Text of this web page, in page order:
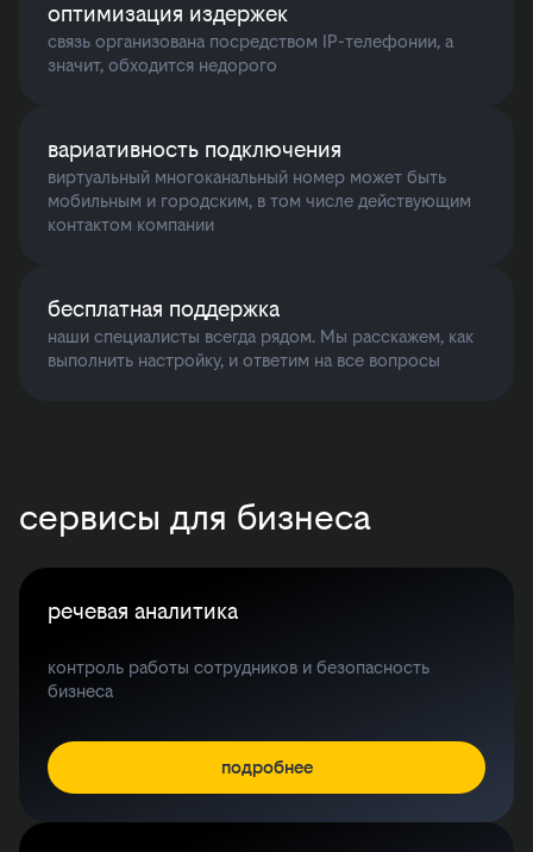
оптимизация издержек
связь организована посредством IP-телефонии, а
значит, обходится недорого
вариативность подключения
виртуальный многоканальный номер может быть
мобильным и городским, в том числе действующим
контактом компании
бесплатная поддержка
наши специалисты всегда рядом. Мы расскажем, как
выполнить настройку, и ответим на все вопросы
сервисы для бизнеса
речевая аналитика
контроль работы сотрудников и безопасность
бизнеса
подробнее